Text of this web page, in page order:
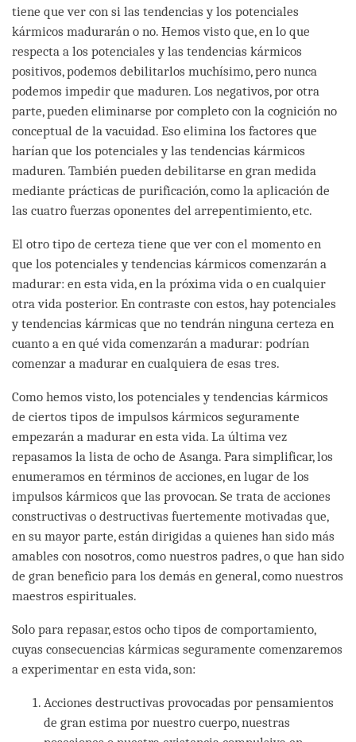
tiene que ver con si las tendencias y los potenciales
kármicos madurarán o no. Hemos visto que, en lo que
respecta a los potenciales y las tendencias kármicos
positivos, podemos debilitarlos muchísimo, pero nunca
podemos impedir que maduren. Los negativos, por otra
parte, pueden eliminarse por completo con la cognición no
conceptual de la vacuidad. Eso elimina los factores que
harían que los potenciales y las tendencias kármicos
maduren. También pueden debilitarse en gran medida
mediante prácticas de purificación, como la aplicación de
las cuatro fuerzas oponentes del arrepentimiento, etc.
El otro tipo de certeza tiene que ver con el momento en
que los potenciales y tendencias kármicos comenzarán a
madurar: en esta vida, en la próxima vida o en cualquier
otra vida posterior. En contraste con estos, hay potenciales
y tendencias kármicas que no tendrán ninguna certeza en
cuanto a en qué vida comenzarán a madurar: podrían
comenzar a madurar en cualquiera de esas tres.
Como hemos visto, los potenciales y tendencias kármicos
de ciertos tipos de impulsos kármicos seguramente
empezarán a madurar en esta vida. La última vez
repasamos la lista de ocho de Asanga. Para simplificar, los
enumeramos en términos de acciones, en lugar de los
impulsos kármicos que las provocan. Se trata de acciones
constructivas o destructivas fuertemente motivadas que,
en su mayor parte, están dirigidas a quienes han sido más
amables con nosotros, como nuestros padres, o que han sido
de gran beneficio para los demás en general, como nuestros
maestros espirituales.
Solo para repasar, estos ocho tipos de comportamiento,
cuyas consecuencias kármicas seguramente comenzaremos
a experimentar en esta vida, son:
Acciones destructivas provocadas por pensamientos
de gran estima por nuestro cuerpo, nuestras